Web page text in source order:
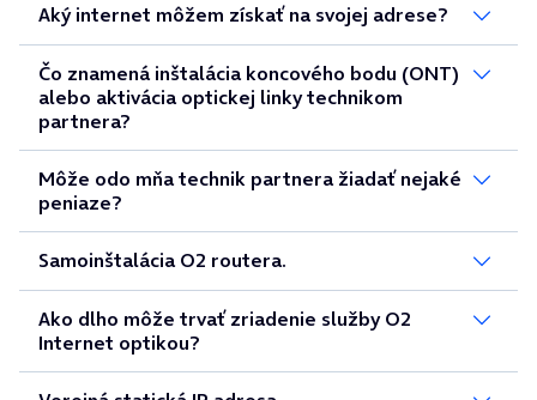
Aký internet môžem získať na svojej adrese?
Čo znamená inštalácia koncového bodu (ONT)
alebo aktivácia optickej linky technikom
partnera?
Môže odo mňa technik partnera žiadať nejaké
peniaze?
Samoinštalácia O2 routera.
Ako dlho môže trvať zriadenie služby O2
Internet optikou?